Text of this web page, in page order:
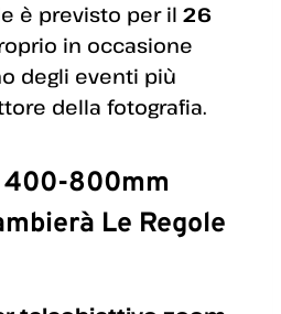
è previsto per il 26
in occasione
degli eventi più
della fotografia.
400-800mm
Le Regole